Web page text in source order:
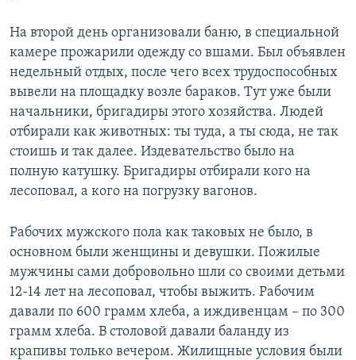
На второй день организовали баню, в специальной
камере прожарили одежду со вшами. Был объявлен
недельный отдых, после чего всех трудоспособных
вывели на площадку возле бараков. Тут уже были
начальники, бригадиры этого хозяйства. Людей
отбирали как животных: ты туда, а ты сюда, не так
стоишь и так далее. Издевательство было на
полную катушку. Бригадиры отбирали кого на
лесоповал, а кого на погрузку вагонов.
Рабочих мужского пола как таковых не было, в
основном были женщины и девушки. Пожилые
мужчины сами добровольно шли со своими детьми
12-14 лет на лесоповал, чтобы выжить. Рабочим
давали по 600 грамм хлеба, а иждивенцам – по 300
грамм хлеба. В столовой давали баланду из
крапивы только вечером. Жилищные условия были